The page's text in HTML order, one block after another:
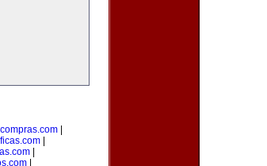
|
|